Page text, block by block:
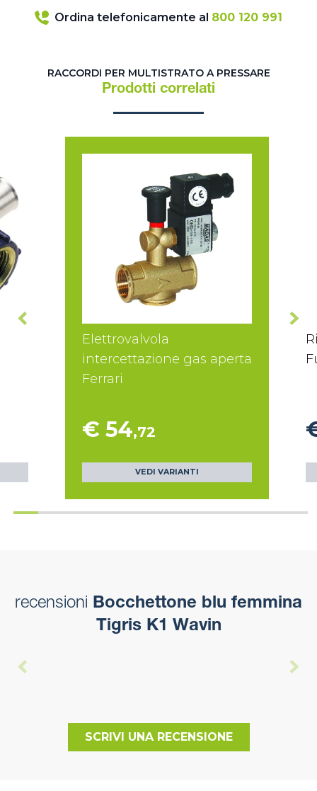
Ordina telefonicamente al 800 120 991
RACCORDI PER MULTISTRATO A PRESSARE
Prodotti correlati
Elettrovalvola
intercettazione gas aperta
Ferrari
€ 54,72
VEDI VARIANTI
recensioni Bocchettone blu femmina
Tigris K1 Wavin
SCRIVI UNA RECENSIONE